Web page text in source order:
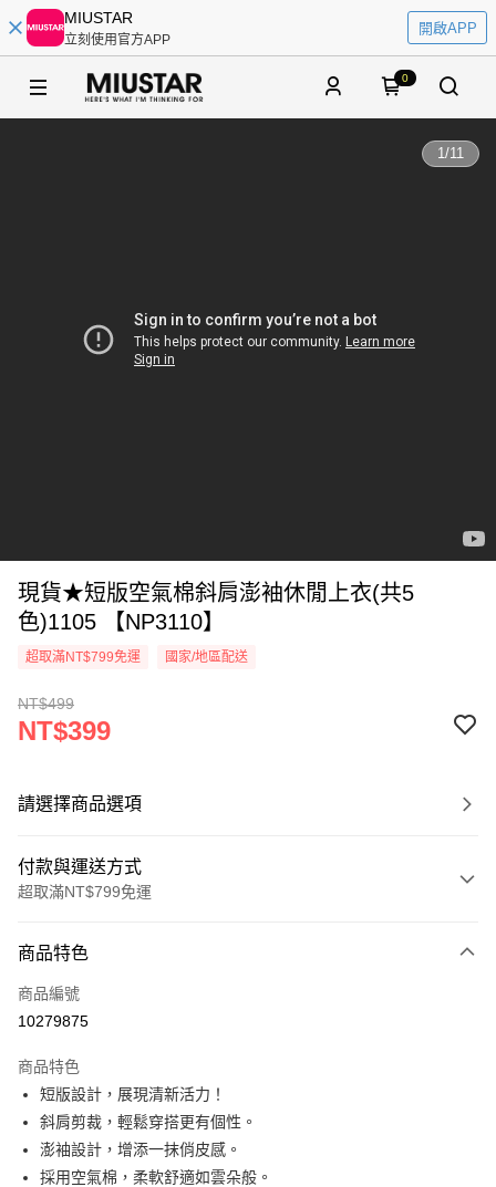
MIUSTAR
立刻使用官方APP
開啟APP
0
1/11
現貨★短版空氣棉斜肩澎袖休閒上衣(共5
色)1105 【NP3110】
超取滿NT$799免運 國家/地區配送
NT$499
NT$399
請選擇商品選項
付款與運送方式
超取滿NT$799免運
信用卡一次付款
超商取貨付款
Apple Pay
街口支付
悠遊付
商品特色
商品編號
10279875
商品特色
短版設計，展現清新活力！
斜肩剪裁，輕鬆穿搭更有個性。
澎袖設計，增添一抹俏皮感。
採用空氣棉，柔軟舒適如雲朵般。